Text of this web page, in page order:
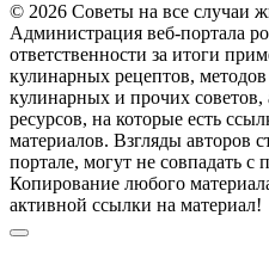
© 2026 Советы на все случаи
Администрация веб-портала
ответственности за итоги
кулинарных рецептов,
кулинарных и прочих советов,
ресурсов, на которые есть
материалов. Взгляды авторов
портале, могут не совпадать
Копирование любого
активной ссылки на материал!